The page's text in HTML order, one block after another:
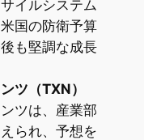
イルシステム
国の防衛予算
も堅調な成長
ツ（TXN）
ツは、産業部
られ、予想を